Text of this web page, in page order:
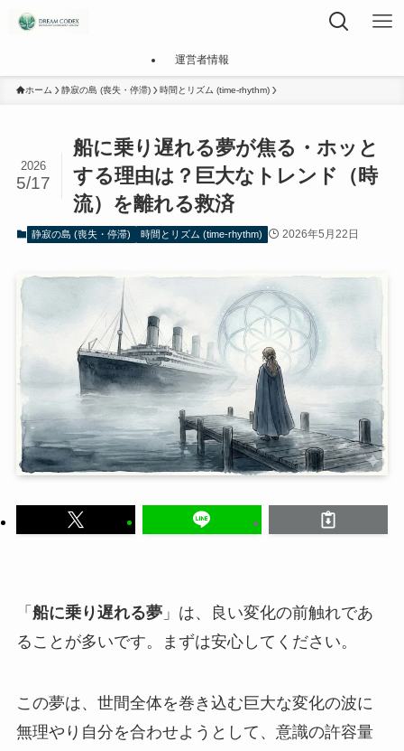
運営者情報
ホーム 静寂の島 (喪失・停滞) 時間とリズム (time-rhythm)
船に乗り遅れる夢が焦る・ホッと
する理由は？巨大なトレンド（時
流）を離れる救済
2026
5/17
静寂の島 (喪失・停滞) 時間とリズム (time-rhythm) 2026年5月22日
「 船に乗り遅れる夢」は、良い変化の前触れであ
ることが多いです。まずは安心してください。
この夢は、世間全体を巻き込む巨大な変化の波に
無理やり自分を合わせようとして、意識の許容量